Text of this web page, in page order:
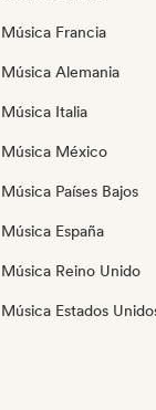
Música Francia
Música Alemania
Música Italia
Música México
Música Países Bajos
Música España
Música Reino Unido
Música Estados